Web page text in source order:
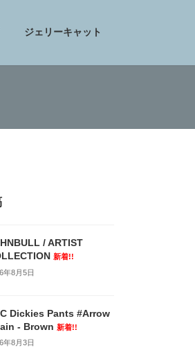
ジェリーキャット
/ ARTIST
新着!!
年8月5日
Dickies Pants #Arrow
- Brown 新着!!
年8月3日